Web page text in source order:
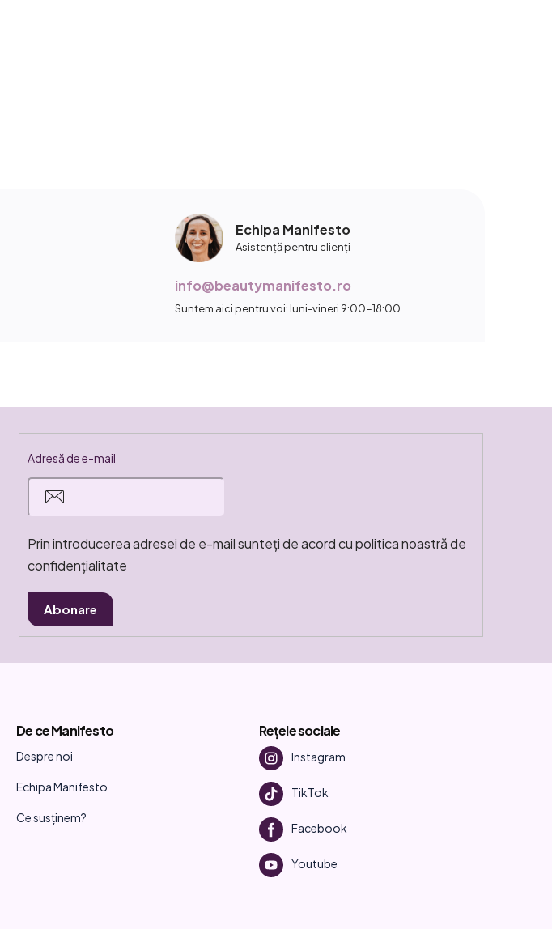
Echipa Manifesto
Asistență pentru clienți
info@beautymanifesto.ro
Suntem aici pentru voi: luni-vineri 9:00-18:00
Adresă de e-mail
Prin introducerea adresei de e-mail sunteți de acord cu politica noastră de
confidențialitate
Abonare
De ce Manifesto
Despre noi
Echipa Manifesto
Ce susținem?
Rețele sociale
Instagram
TikTok
Facebook
Youtube